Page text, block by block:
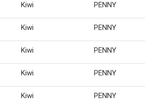
Kiwi PENNY
Kiwi PENNY
Kiwi PENNY
Kiwi PENNY
Kiwi PENNY